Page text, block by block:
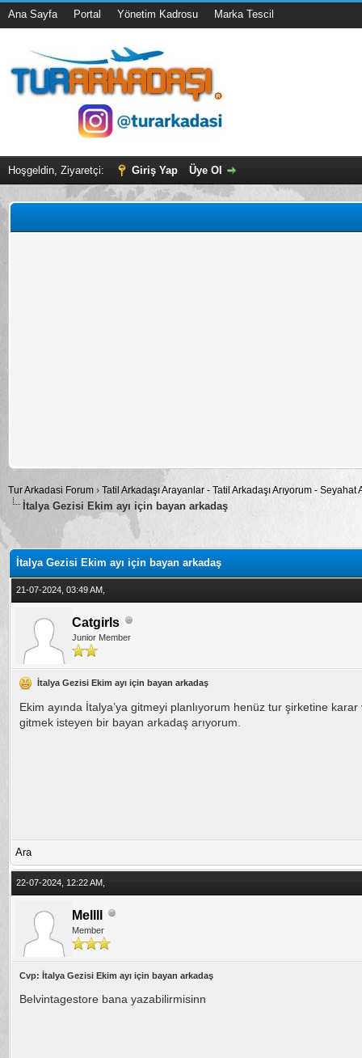
Ana Sayfa Portal Yönetim Kadrosu Marka Tescil
Hoşgeldin, Ziyaretçi: Giriş Yap Üye Ol
Tur Arkadasi Forum › Tatil Arkadaşı Arayanlar - Tatil Arkadaşı Arıyorum -
İtalya Gezisi Ekim ayı için bayan arkadaş
0
İtalya Gezisi Ekim ayı için bayan arkadaş
21-07-2024, 03:49 AM,
Catgirls
Junior Member
İtalya Gezisi Ekim ayı için bayan arkadaş
Ekim ayında İtalya’ya gitmeyi planlıyorum henüz tur şirketine
gitmek isteyen bir bayan arkadaş arıyorum.
Ara
22-07-2024, 12:22 AM,
Mellll
Member
Cvp: İtalya Gezisi Ekim ayı için bayan arkadaş
Belvintagestore bana yazabilirmisinn